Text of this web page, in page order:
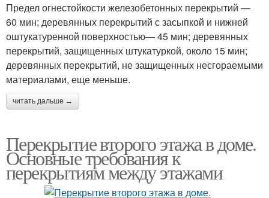
Предел огнестойкости железобетонных перекрытий‭ ‬—
60‭ ‬мин‭; ‬деревянных перекрытий с засыпкой и нижней
оштукатуренной поверхностью‭—‬ 45‭ ‬мин‭; ‬деревянных
перекрытий,‭ ‬защищенных штукатуркой,‭ ‬около‭ ‬15‭ ‬мин‭;
‬деревянных перекрытий,‭ ‬не защищенных несгораемыми
материалами,‭ ‬еще меньше.‭
читать дальше →
Перекрытие второго этажа в доме.
Основные требования к
перекрытиям между этажами